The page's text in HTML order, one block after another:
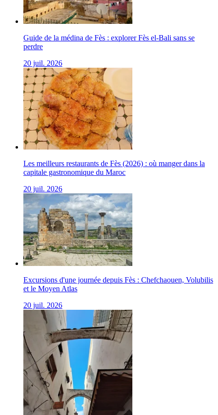
Guide de la médina de Fès : explorer Fès el-Bali sans se
perdre
20 juil. 2026
Les meilleurs restaurants de Fès (2026) : où manger dans la
capitale gastronomique du Maroc
20 juil. 2026
Excursions d'une journée depuis Fès : Chefchaouen, Volubilis
et le Moyen Atlas
20 juil. 2026